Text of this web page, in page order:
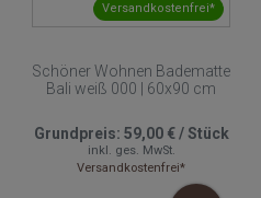
Versandkostenfrei*
Schöner Wohnen Badematte
Bali weiß 000 | 60x90 cm
Grundpreis: 59,00 €/Stück
inkl. ges. MwSt.
Versandkostenfrei*